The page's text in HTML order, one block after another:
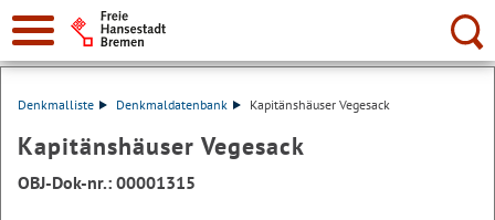
Suche:
Denkmalliste Denkmaldatenbank Kapitänshäuser Vegesack
Kapitänshäuser Vegesack
OBJ-Dok-nr.: 00001315